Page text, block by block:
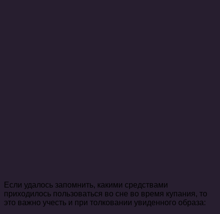
Если удалось запомнить, какими средствами
приходилось пользоваться во сне во время купания, то
это важно учесть и при толковании увиденного образа: